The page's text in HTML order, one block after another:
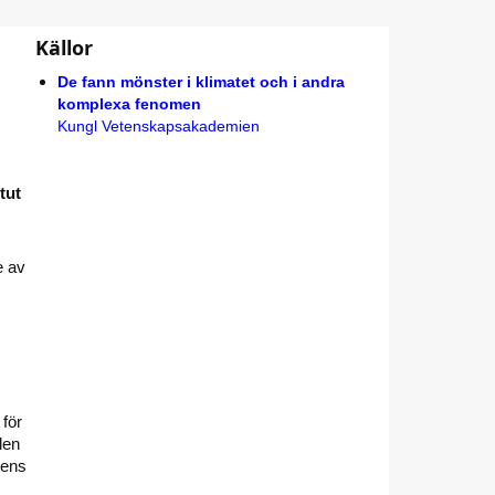
av
för
Källor
De fann mönster i klimatet och i andra
komplexa fenomen
Kungl Vetenskapsakademien